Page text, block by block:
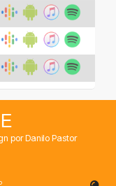
por Danilo Pastor